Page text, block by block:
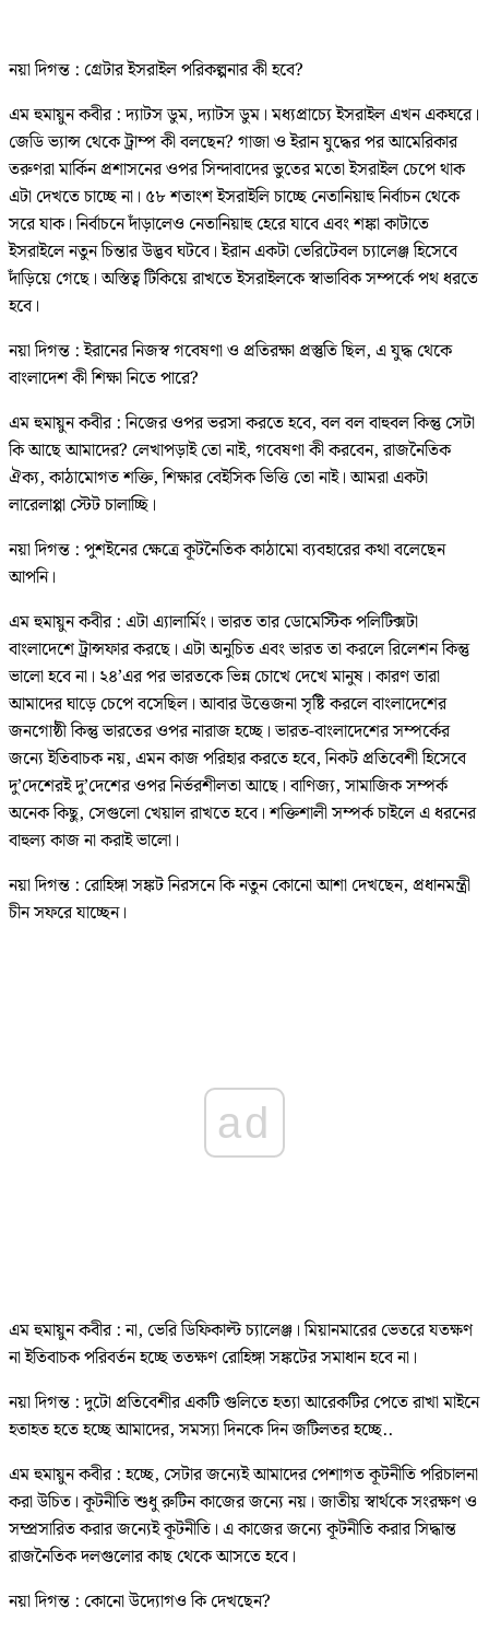
নয়া দিগন্ত : গ্রেটার ইসরাইল পরিকল্পনার কী হবে?
এম হুমায়ুন কবীর : দ্যাটস ডুম, দ্যাটস ডুম। মধ্যপ্রাচ্যে ইসরাইল এখন একঘরে।
জেডি ভ্যান্স থেকে ট্রাম্প কী বলছেন? গাজা ও ইরান যুদ্ধের পর আমেরিকার
তরুণরা মার্কিন প্রশাসনের ওপর সিন্দাবাদের ভুতের মতো ইসরাইল চেপে থাক
এটা দেখতে চাচ্ছে না। ৫৮ শতাংশ ইসরাইলি চাচ্ছে নেতানিয়াহু নির্বাচন থেকে
সরে যাক। নির্বাচনে দাঁড়ালেও নেতানিয়াহু হেরে যাবে এবং শঙ্কা কাটাতে
ইসরাইলে নতুন চিন্তার উদ্ভব ঘটবে। ইরান একটা ভেরিটেবল চ্যালেঞ্জ হিসেবে
দাঁড়িয়ে গেছে। অস্তিত্ব টিকিয়ে রাখতে ইসরাইলকে স্বাভাবিক সম্পর্কে পথ ধরতে
হবে।
নয়া দিগন্ত : ইরানের নিজস্ব গবেষণা ও প্রতিরক্ষা প্রস্তুতি ছিল, এ যুদ্ধ থেকে
বাংলাদেশ কী শিক্ষা নিতে পারে?
এম হুমায়ুন কবীর : নিজের ওপর ভরসা করতে হবে, বল বল বাহুবল কিন্তু সেটা
কি আছে আমাদের? লেখাপড়াই তো নাই, গবেষণা কী করবেন, রাজনৈতিক
ঐক্য, কাঠামোগত শক্তি, শিক্ষার বেইসিক ভিত্তি তো নাই। আমরা একটা
লারেলাপ্পা স্টেট চালাচ্ছি।
নয়া দিগন্ত : পুশইনের ক্ষেত্রে কূটনৈতিক কাঠামো ব্যবহারের কথা বলেছেন
আপনি।
এম হুমায়ুন কবীর : এটা এ্যালার্মিং। ভারত তার ডোমেস্টিক পলিটিক্সটা
বাংলাদেশে ট্রান্সফার করছে। এটা অনুচিত এবং ভারত তা করলে রিলেশন কিন্তু
ভালো হবে না। ২৪’এর পর ভারতকে ভিন্ন চোখে দেখে মানুষ। কারণ তারা
আমাদের ঘাড়ে চেপে বসেছিল। আবার উত্তেজনা সৃষ্টি করলে বাংলাদেশের
জনগোষ্ঠী কিন্তু ভারতের ওপর নারাজ হচ্ছে। ভারত-বাংলাদেশের সম্পর্কের
জন্যে ইতিবাচক নয়, এমন কাজ পরিহার করতে হবে, নিকট প্রতিবেশী হিসেবে
দু’দেশেরই দু’দেশের ওপর নির্ভরশীলতা আছে। বাণিজ্য, সামাজিক সম্পর্ক
অনেক কিছু, সেগুলো খেয়াল রাখতে হবে। শক্তিশালী সম্পর্ক চাইলে এ ধরনের
বাহুল্য কাজ না করাই ভালো।
নয়া দিগন্ত : রোহিঙ্গা সঙ্কট নিরসনে কি নতুন কোনো আশা দেখছেন, প্রধানমন্ত্রী
চীন সফরে যাচ্ছেন।
ad
এম হুমায়ুন কবীর : না, ভেরি ডিফিকাল্ট চ্যালেঞ্জ। মিয়ানমারের ভেতরে যতক্ষণ
না ইতিবাচক পরিবর্তন হচ্ছে ততক্ষণ রোহিঙ্গা সঙ্কটের সমাধান হবে না।
নয়া দিগন্ত : দুটো প্রতিবেশীর একটি গুলিতে হত্যা আরেকটির পেতে রাখা মাইনে
হতাহত হতে হচ্ছে আমাদের, সমস্যা দিনকে দিন জটিলতর হচ্ছে..
এম হুমায়ুন কবীর : হচ্ছে, সেটার জন্যেই আমাদের পেশাগত কূটনীতি পরিচালনা
করা উচিত। কূটনীতি শুধু রুটিন কাজের জন্যে নয়। জাতীয় স্বার্থকে সংরক্ষণ ও
সম্প্রসারিত করার জন্যেই কূটনীতি। এ কাজের জন্যে কূটনীতি করার সিদ্ধান্ত
রাজনৈতিক দলগুলোর কাছ থেকে আসতে হবে।
নয়া দিগন্ত : কোনো উদ্যোগও কি দেখছেন?